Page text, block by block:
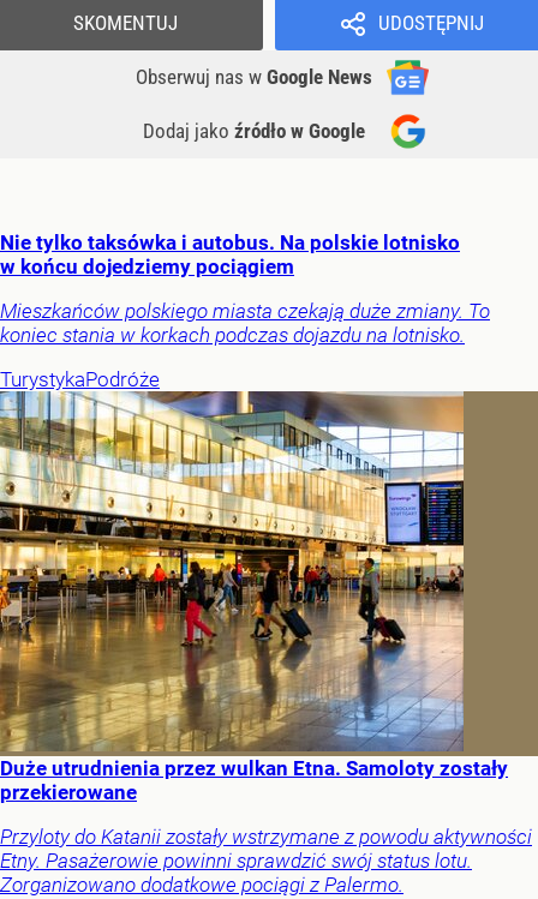
UDOSTĘPNIJ
Obserwuj nas w Google News
Dodaj jako źródło w Google
SKOMENTUJ
Nie tylko taksówka i autobus. Na polskie lotnisko
w końcu dojedziemy pociągiem
Mieszkańców polskiego miasta czekają duże zmiany. To
koniec stania w korkach podczas dojazdu na lotnisko.
TurystykaPodróże
Duże utrudnienia przez wulkan Etna. Samoloty zostały
przekierowane
Przyloty do Katanii zostały wstrzymane z powodu aktywności
Etny. Pasażerowie powinni sprawdzić swój status lotu.
Zorganizowano dodatkowe pociągi z Palermo.